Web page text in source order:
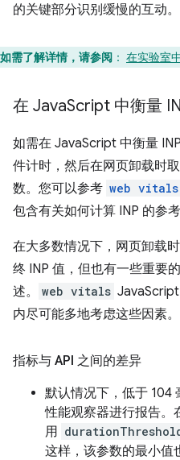
的关键部分识别缓慢的互动。
如需了解详情，请参阅 ： 在实验室
在 JavaScript 中衡量
如需在 JavaScript 中衡量
件计时，然后在网页卸载时
数。您可以参考 web vitals
包含有关如何计算 INP 的参考
在大多数情况下，网页卸载
终 INP 值，但也有一些重要
述。
web vitals
内尽可能多地考虑这些因素。
指标与 API 之间的差异
默认情况下，低于 104
性能观察器进行报告。
用
这样，该参数的最小值